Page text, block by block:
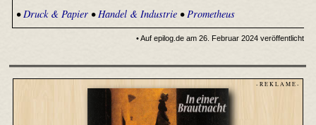
•Druck & Papier•Handel & Industrie•Prometheus
• Auf epilog.de am 26. Februar 2024 veröffentlicht
- R E K L A M E -